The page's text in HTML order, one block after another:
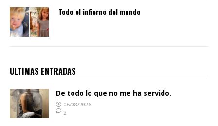
Todo el infierno del mundo
ULTIMAS ENTRADAS
De todo lo que no me ha servido.
06/08/2026
2